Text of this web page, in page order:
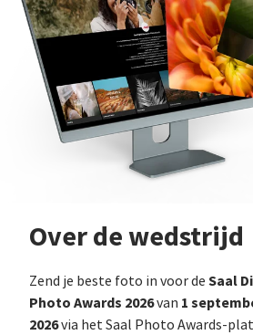
Over de wedstrijd
Zend je beste foto in voor de Saal
Photo Awards 2026van 1
2026via het Saal Photo Awards-